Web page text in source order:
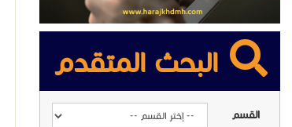
البحث المتقدم
القسم